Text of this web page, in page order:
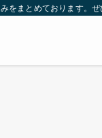
まとめております。ぜ